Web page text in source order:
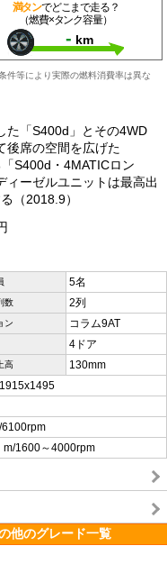
満タンでどこまで走る？
（燃費×タンク容量）
- km
件等により実際の燃料消費率は異な
た「S400d」とその4WD
後席の空間を広げた
S400d・4MATICロン
ィーゼルユニットは最高出
（2018.9）
5名
数 2列
ン コラム9AT
4ドア
高 130mm
m/1600～4000rpm
他のグレード一覧